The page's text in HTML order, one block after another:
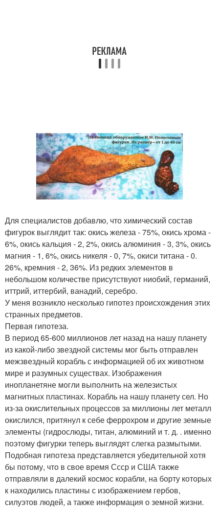
Для специалистов добавлю, что химический состав
фигурок выглядит так: окись железа - 75%, окись хрома -
6%, окись кальция - 2, 2%, окись алюминия - 3, 3%, окись
магния - 1, 6%, окись никеля - 0, 7%, окиси титана - 0.
26%, кремния - 2, 36%. Из редких элементов в
небольшом количестве присутствуют ниобий, германий,
иттрий, иттербий, ванадий, серебро.
У меня возникло несколько гипотез происхождения этих
странных предметов.
Первая гипотеза.
В период 65-600 миллионов лет назад на нашу планету
из какой-либо звездной системы мог быть отправлен
межзвездный корабль с информацией об их животном
мире и разумных существах. Изображения
инопланетяне могли выполнить на железистых
магнитных пластинах. Корабль на нашу планету сел. Но
из-за окислительных процессов за миллионы лет металл
окислился, притянул к себе феррохром и другие земные
элементы (гидрослюды, титан, алюминий и т. д. . именно
поэтому фигурки теперь выглядят слегка размытыми.
Подобная гипотеза представляется убедительной хотя
бы потому, что в свое время Ссср и США также
отправляли в далекий космос корабли, на борту которых
к находились пластины с изображением гербов,
силуэтов людей, а также информация о земной жизни.